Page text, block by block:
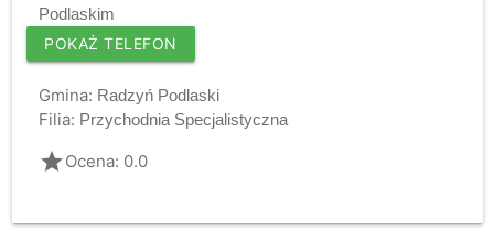
Podlaskim
POKAŻ TELEFON
Gmina: Radzyń Podlaski
Filia: Przychodnia Specjalistyczna
gradeOcena: 0.0